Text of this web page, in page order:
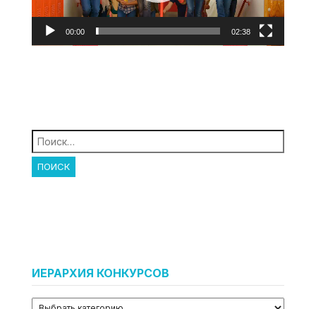
00:00 02:38
Найти:
ИЕРАРХИЯ КОНКУРСОВ